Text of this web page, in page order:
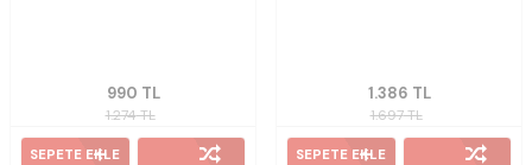
1.274TL
990 TL
SEPETE EKLE
1.697TL
1.386 TL
SEPETE EKLE